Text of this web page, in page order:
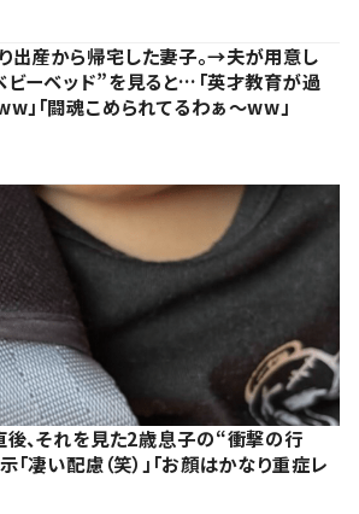
出産から帰宅した妻子。→夫が用意し
ビーベッド”を見ると…「英才教育が過
」「闘魂こめられてるわぁ～ww」
後、それを見た2歳息子の“衝撃の行
凄い配慮（笑）」「お顔はかなり重症レ